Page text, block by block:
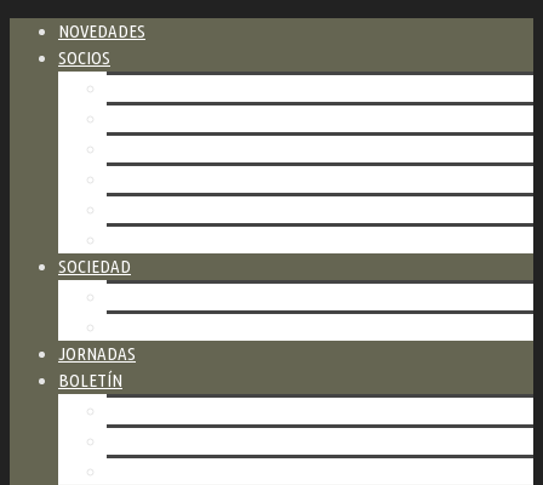
NOVEDADES
SOCIOS
SOCIEDAD
JORNADAS
BOLETÍN